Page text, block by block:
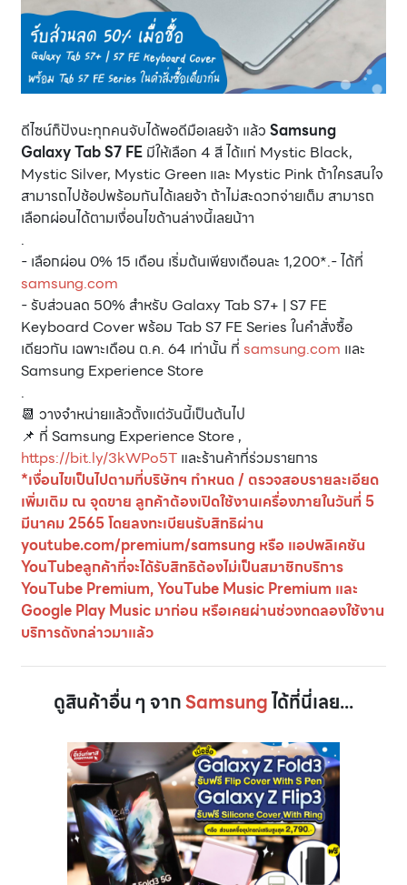
ดีไซน์ก็ปังนะทุกคนจับได้พอดีมือเลยจ้า แล้ว Samsung
Galaxy Tab S7 FE มีให้เลือก 4 สี ได้แก่ Mystic Black,
Mystic Silver, Mystic Green และ Mystic Pink ถ้าใครสนใจ
สามารถไปช้อปพร้อมกันได้เลยจ้า ถ้าไม่สะดวกจ่ายเต็ม สามารถ
เลือกผ่อนได้ตามเงื่อนไขด้านล่างนี้เลยน้าา
.
- เลือกผ่อน 0% 15 เดือน เริ่มต้นเพียงเดือนละ 1,200*.- ได้ที่
samsung.com
- รับส่วนลด 50% สำหรับ Galaxy Tab S7+ | S7 FE
Keyboard Cover พร้อม Tab S7 FE Series ในคำสั่งซื้อ
เดียวกัน เฉพาะเดือน ต.ค. 64 เท่านั้น ที่ samsung.com และ
Samsung Experience Store
.
📆 วางจำหน่ายแล้วตั้งแต่วันนี้เป็นต้นไป
📌 ที่ Samsung Experience Store ,
https://bit.ly/3kWPo5T และร้านค้าที่ร่วมรายการ
*เงื่อนไขเป็นไปตามที่บริษัทฯ กำหนด / ตรวจสอบรายละเอียด
เพิ่มเติม ณ จุดขาย ลูกค้าต้องเปิดใช้งานเครื่องภายในวันที่ 5
มีนาคม 2565 โดยลงทะเบียนรับสิทธิผ่าน
youtube.com/premium/samsung หรือ แอปพลิเคชัน
YouTubeลูกค้าที่จะได้รับสิทธิต้องไม่เป็นสมาชิกบริการ
YouTube Premium, YouTube Music Premium และ
Google Play Music มาก่อน หรือเคยผ่านช่วงทดลองใช้งาน
บริการดังกล่าวมาแล้ว
ดูสินค้าอื่น ๆ จากSamsungได้ที่นี่เลย...